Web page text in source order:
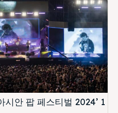
시안 팝 페스티벌 2024’ 1